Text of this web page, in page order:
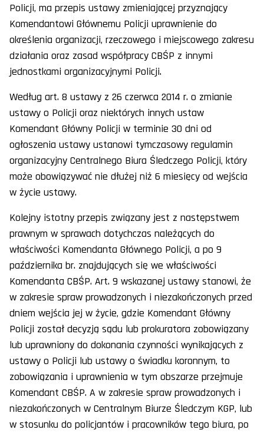
Policji, ma przepis ustawy zmieniającej przyznający
Komendantowi Głównemu Policji uprawnienie do
określenia organizacji, rzeczowego i miejscowego zakresu
działania oraz zasad współpracy CBŚP z innymi
jednostkami organizacyjnymi Policji.
Według art. 8 ustawy z 26 czerwca 2014 r. o zmianie
ustawy o Policji oraz niektórych innych ustaw
Komendant Główny Policji w terminie 30 dni od
ogłoszenia ustawy ustanowi tymczasowy regulamin
organizacyjny Centralnego Biura Śledczego Policji, który
może obowiązywać nie dłużej niż 6 miesięcy od wejścia
w życie ustawy.
Kolejny istotny przepis związany jest z następstwem
prawnym w sprawach dotychczas należących do
właściwości Komendanta Głównego Policji, a po 9
października br. znajdujących się we właściwości
Komendanta CBŚP. Art. 9 wskazanej ustawy stanowi, że
w zakresie spraw prowadzonych i niezakończonych przed
dniem wejścia jej w życie, gdzie Komendant Główny
Policji został decyzją sądu lub prokuratora zobowiązany
lub uprawniony do dokonania czynności wynikających z
ustawy o Policji lub ustawy o świadku koronnym, to
zobowiązania i uprawnienia w tym obszarze przejmuje
Komendant CBŚP. A w zakresie spraw prowadzonych i
niezakończonych w Centralnym Biurze Śledczym KGP, lub
w stosunku do policjantów i pracowników tego biura, po